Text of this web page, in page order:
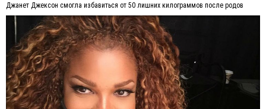
Джанет Джексон смогла избавиться от 50 лишних килограммов после родов